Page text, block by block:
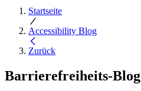
Startseite
Accessibility Blog
Zurück
Barrierefreiheits-Blog